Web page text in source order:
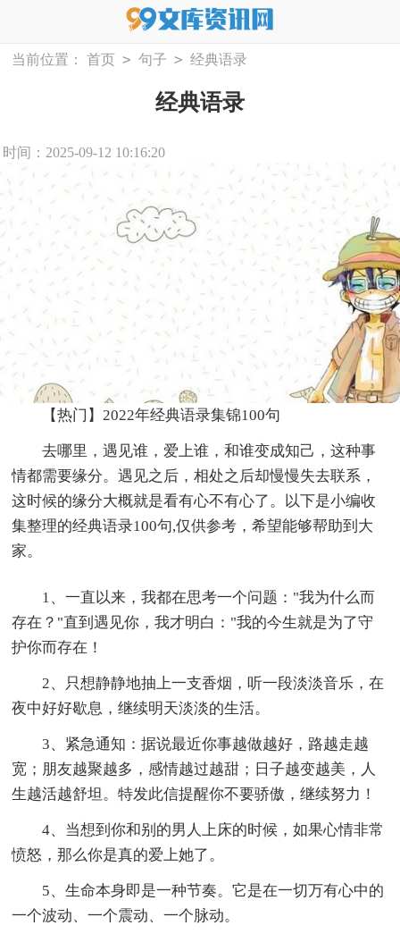
当前位置： 首页 > 句子 > 经典语录
经典语录
时间：2025-09-12 10:16:20
【热门】2022年经典语录集锦100句
去哪里，遇见谁，爱上谁，和谁变成知己，这种事
情都需要缘分。遇见之后，相处之后却慢慢失去联系，
这时候的缘分大概就是看有心不有心了。以下是小编收
集整理的经典语录100句,仅供参考，希望能够帮助到大
家。
1、一直以来，我都在思考一个问题："我为什么而
存在？"直到遇见你，我才明白："我的今生就是为了守
护你而存在！
2、只想静静地抽上一支香烟，听一段淡淡音乐，在
夜中好好歇息，继续明天淡淡的生活。
3、紧急通知：据说最近你事越做越好，路越走越
宽；朋友越聚越多，感情越过越甜；日子越变越美，人
生越活越舒坦。特发此信提醒你不要骄傲，继续努力！
4、当想到你和别的男人上床的时候，如果心情非常
愤怒，那么你是真的爱上她了。
5、生命本身即是一种节奏。它是在一切万有心中的
一个波动、一个震动、一个脉动。